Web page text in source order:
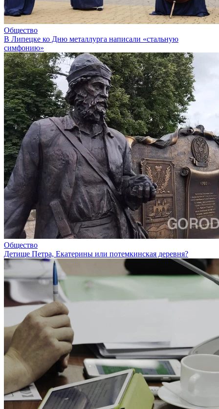
Общество
В Липецке ко Дню металлурга написали «стальную
симфонию»
Общество
Детище Петра, Екатерины или потемкинская деревня?